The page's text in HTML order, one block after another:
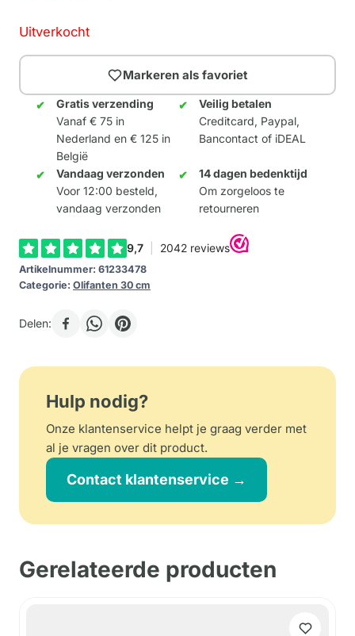
Uitverkocht
Markeren als favoriet
Gratis verzending
Vanaf € 75 in
Nederland en € 125 in
België
Veilig betalen
Creditcard, Paypal,
Bancontact of iDEAL
Vandaag verzonden
Voor 12:00 besteld,
vandaag verzonden
14 dagen bedenktijd
Om zorgeloos te
retourneren
Artikelnummer: 61233478
Categorie: Olifanten 30 cm
Delen:
Hulp nodig?
Onze klantenservice helpt je graag verder met
al je vragen over dit product.
Contact klantenservice →
Gerelateerde producten